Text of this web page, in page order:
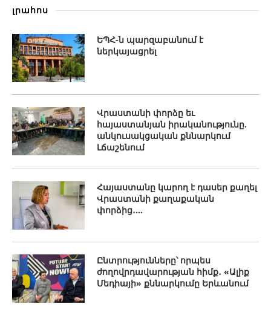
լրահոս
ԵՊՀ-ն պարզաբանում է
ներկայացրել
Վրաստանի փորձը եւ
հայաստանյան իրականությունը.
անկուսակցական քննարկում
Լճաշենում
Հայաստանը կարող է դասեր քաղել
Վրաստանի քաղաքական
փորձից․...
Ընտրությունները՝ որպես
ժողովրդավարության հիմք․ «Ալիք
Մեդիայի» քննարկումը Երևանում